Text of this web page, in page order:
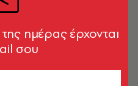
& ΟΙΚΟΝΟΜΙΑ
230
ημέρας έρχονται
σου